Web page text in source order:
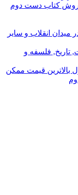
فروش کتاب دست دوم
انقلاب و سایر
تاریخ, فلسفه و
بالاترین قیمت ممکن